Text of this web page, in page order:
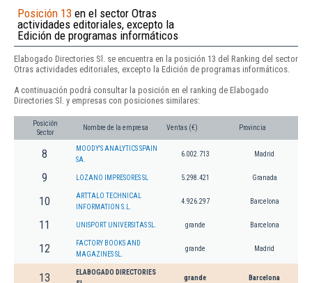
Posición 13 en el sector Otras
actividades editoriales, excepto la
Edición de programas informáticos
Elabogado Directories Sl. se encuentra en la posición 13 del Ranking del sector
Otras actividades editoriales, excepto la Edición de programas informáticos.
A continuación podrá consultar la posición en el ranking de Elabogado
Directories Sl. y empresas con posiciones similares:
Posición
Sector
Nombre de la empresa Ventas (€) Provincia
8
MOODY'S ANALYTICS SPAIN
SA.
6.002.713 Madrid
9 LOZANO IMPRESORES SL 5.298.421 Granada
10
ARTTALO TECHNICAL
INFORMATION S.L.
4.926.297 Barcelona
11 UNISPORT UNIVERSITAS SL. grande Barcelona
12
FACTORY BOOKS AND
MAGAZINES SL.
grande Madrid
13
ELABOGADO DIRECTORIES
grande Barcelona